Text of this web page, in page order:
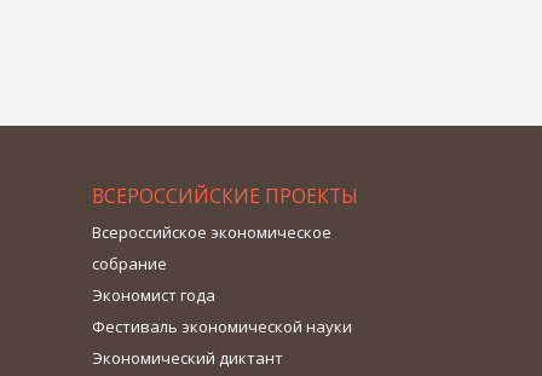
ВСЕРОССИЙСКИЕ ПРОЕКТЫ
Всероссийское экономическое
собрание
Экономист года
Фестиваль экономической науки
Экономический диктант